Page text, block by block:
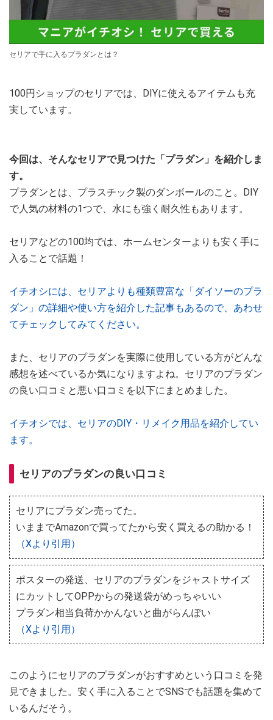
セリアで手に入るプラダンとは？
100円ショップのセリアでは、DIYに使えるアイテムも充
実しています。
今回は、そんなセリアで見つけた「プラダン」を紹介しま
す。
プラダンとは、プラスチック製のダンボールのこと。DIY
で人気の材料の1つで、水にも強く耐久性もあります。
セリアなどの100均では、ホームセンターよりも安く手に
入ることで話題！
イチオシには、セリアよりも種類豊富な「ダイソーのプラ
ダン」の詳細や使い方を紹介した記事もあるので、あわせ
てチェックしてみてください。
また、セリアのプラダンを実際に使用している方がどんな
感想を述べているか気になりますよね。セリアのプラダン
の良い口コミと悪い口コミを以下にまとめました。
イチオシでは、セリアのDIY・リメイク用品を紹介してい
ます。
セリアのプラダンの良い口コミ
セリアにプラダン売ってた。
いままでAmazonで買ってたから安く買えるの助かる！
（Xより引用）
ポスターの発送、セリアのプラダンをジャストサイズ
にカットしてOPPからの発送袋がめっちゃいい
プラダン相当負荷かかんないと曲がらんぽい
（Xより引用）
このようにセリアのプラダンがおすすめという口コミを発
見できました。安く手に入ることでSNSでも話題を集めて
いるんだそう。